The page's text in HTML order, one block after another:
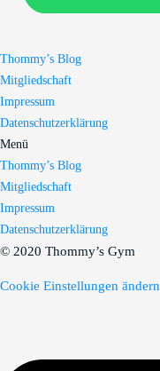
Thommy’s Blog
Mitgliedschaft
Impressum
Datenschutzerklärung
Menü
Thommy’s Blog
Mitgliedschaft
Impressum
Datenschutzerklärung
© 2020 Thommy’s Gym
Cookie Einstellungen ändern